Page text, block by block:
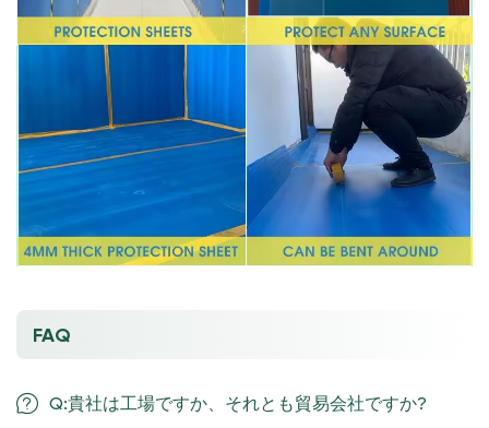
FAQ
Q:貴社は工場ですか、それとも貿易会社ですか?